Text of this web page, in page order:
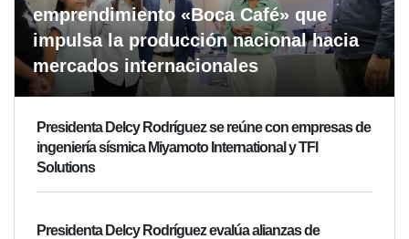
emprendimiento «Boca Café» que
impulsa la producción nacional hacia
mercados internacionales
Presidenta Delcy Rodríguez se reúne con empresas de
ingeniería sísmica Miyamoto International y TFI
Solutions
Presidenta Delcy Rodríguez evalúa alianzas de